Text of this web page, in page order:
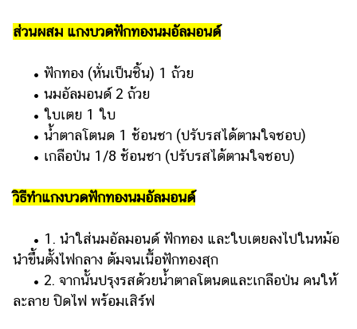
ส่วนผสม แกงบวดฟักทองนมอัลมอนด์
• ฟักทอง (หั่นเป็นชิ้น) 1 ถ้วย
• นมอัลมอนด์ 2 ถ้วย
• ใบเตย 1 ใบ
• น้ำตาลโตนด 1 ช้อนชา (ปรับรสได้ตามใจชอบ)
• เกลือป่น 1/8 ช้อนชา (ปรับรสได้ตามใจชอบ)
วิธีทำแกงบวดฟักทองนมอัลมอนด์
• 1. นำใส่นมอัลมอนด์ ฟักทอง และใบเตยลงไปในหม้อ
นำขึ้นตั้งไฟกลาง ต้มจนเนื้อฟักทองสุก
• 2. จากนั้นปรุงรสด้วยน้ำตาลโตนดและเกลือป่น คนให้
ละลาย ปิดไฟ พร้อมเสิร์ฟ